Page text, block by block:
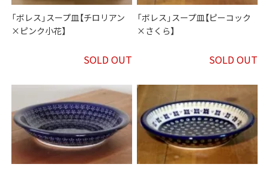
「ボレス」スープ皿【チロリアン
×ピンク小花】
SOLD OUT
「ボレス」スープ皿【ピーコック
×さくら】
SOLD OUT